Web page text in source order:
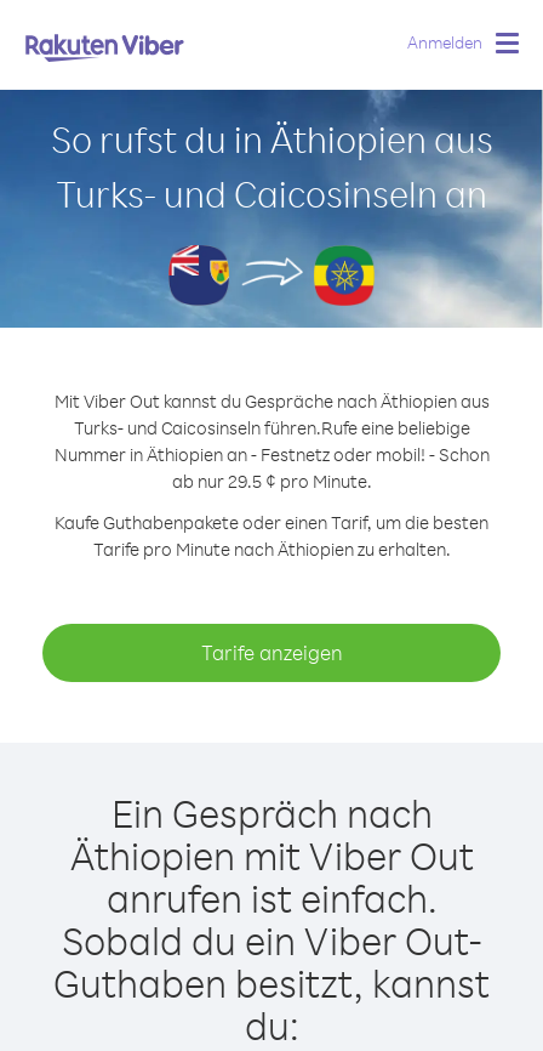
Anmelden
So rufst du in Äthiopien aus
Turks- und Caicosinseln an
Mit Viber Out kannst du Gespräche nach Äthiopien aus
Turks- und Caicosinseln führen.Rufe eine beliebige
Nummer in Äthiopien an - Festnetz oder mobil! - Schon
ab nur 29.5 ¢ pro Minute.
Kaufe Guthabenpakete oder einen Tarif, um die besten
Tarife pro Minute nach Äthiopien zu erhalten.
Tarife anzeigen
Ein Gespräch nach
Äthiopien mit Viber Out
anrufen ist einfach.
Sobald du ein Viber Out-
Guthaben besitzt, kannst
du: